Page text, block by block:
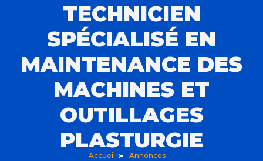
TECHNICIEN
SPÉCIALISÉ EN
MAINTENANCE DES
MACHINES ET
OUTILLAGES
PLASTURGIE
Accueil
Annonces